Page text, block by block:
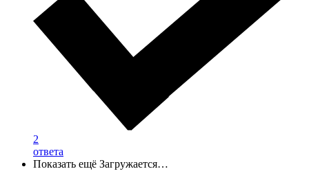
2
ответа
Показать ещё Загружается…